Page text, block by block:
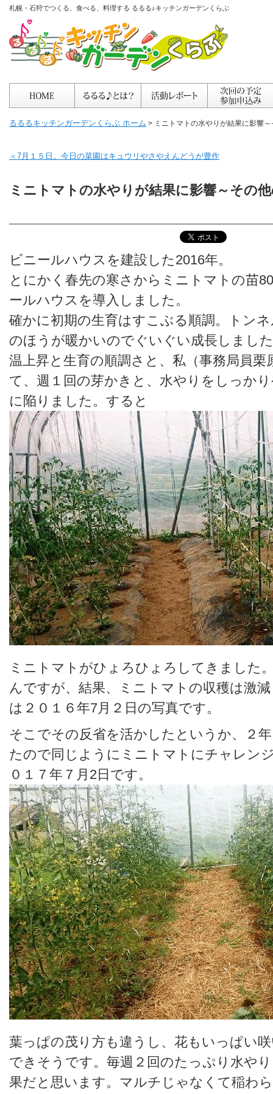
札幌・石狩でつくる、食べる、料理する るるる♪キッチンガーデンくらぶ
るるるキッチンガーデンくらぶ ホーム > ミニトマトの水やりが結果に影響
＜7月１５日。今日の菜園はキュウリやさやえんどうが豊作
ミニトマトの水やりが結果に影響～その
ビニールハウスを建設した2016年。
とにかく春先の寒さからミニトマトの苗
ールハウスを導入しました。
確かに初期の生育はすこぶる順調。トン
のほうが暖かいのでぐいぐい成長しまし
温上昇と生育の順調さと、私（事務局員
て、週１回の芽かきと、水やりをしっか
に陥りました。すると
ミニトマトがひょろひょろしてきました
んですが、結果、ミニトマトの収穫は激
は２０１６年7月２日の写真です。
そこでその反省を活かしたというか、２
たので同じようにミニトマトにチャレン
０１７年７月2日です。
葉っぱの茂り方も違うし、花もいっぱい
できそうです。毎週２回のたっぷり水や
果だと思います。マルチじゃなくて稲わ